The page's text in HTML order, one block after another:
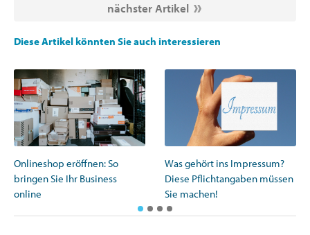
nächster Artikel
Diese Artikel könnten Sie auch interessieren
Onlineshop eröffnen: So
bringen Sie Ihr Business
online
Was gehört ins Impressum?
Diese Pflichtangaben müssen
Sie machen!